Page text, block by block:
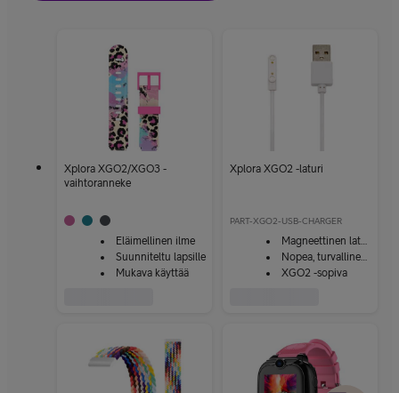
Xplora XGO2/XGO3 -
vaihtoranneke
Eläimellinen ilme
Suunniteltu lapsille
Mukava käyttää
Xplora XGO2 -laturi
PART-XGO2-USB-CHARGER
Magneettinen laturi
Nopea, turvallinen ja helppo
XGO2 -sopiva